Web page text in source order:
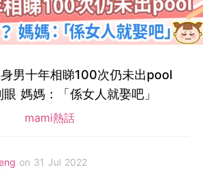
身男十年相睇100次仍未出pool
媽媽：「係女人就娶吧」
mami熱話
on 31 Jul 2022